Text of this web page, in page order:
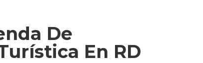
De
En RD